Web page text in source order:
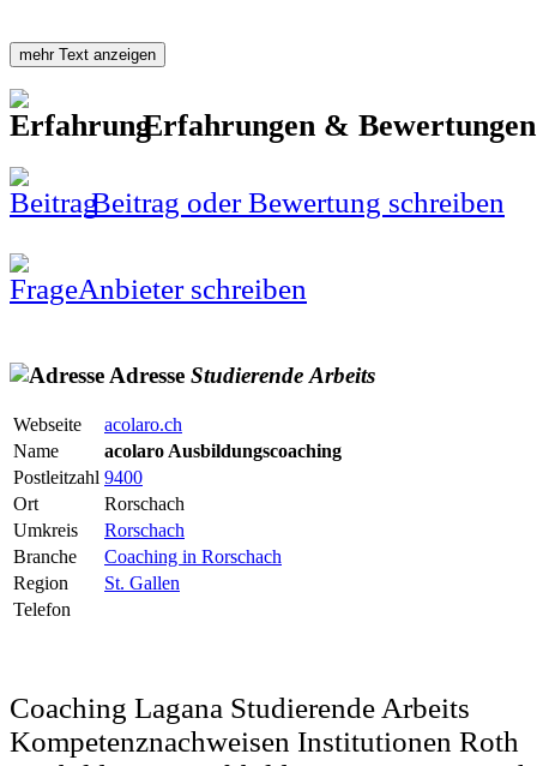
mehr Text anzeigen
Erfahrungen &
Beitrag oder Bewertung schreiben
Anbieter schreiben
Adresse Studierende Arbeits
Webseite
acolaro.ch
Name
acolaro Ausbildungscoaching
Postleitzahl 9400
Ort
Rorschach
Umkreis
Rorschach
Branche
Coaching in Rorschach
Region
St. Gallen
Telefon
Coaching Lagana Studierende Arbeits
Kompetenznachweisen Institutionen Roth